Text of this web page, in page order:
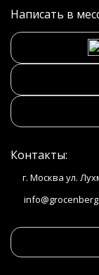
Написать в
Контакты:
г. Москва ул.